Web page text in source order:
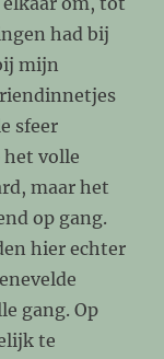
had bij
mijn
sfeer
het volle
maar het
op gang.
hier echter
gang. Op
te